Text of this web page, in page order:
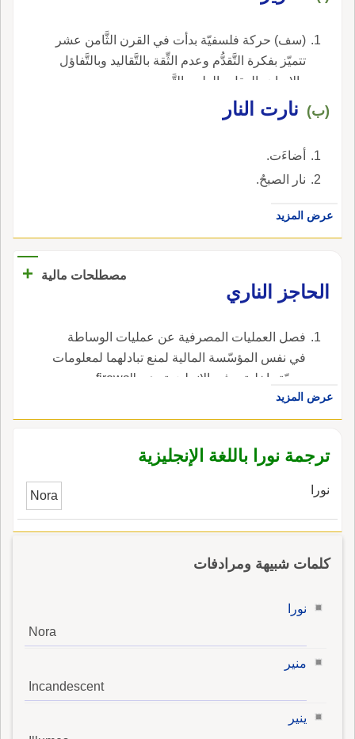
(سف) حركة فلسفيّة بدأت في القرن الثَّامن عشر
تتميّز بفكرة التَّقدُّم وعدم الثِّقة بالتَّقاليد وبالتَّفاؤل
والإيمان بالعقل والعلم والتَّجريب.
(ب) نارت النار
أضاءَت.
نار الصبحُ.
عرض المزيد
مصطلحات مالية
+
الحاجز الناري
فصل العمليات المصرفية عن عمليات الوساطة
في نفس المؤسّسة المالية لمنع تبادلهما لمعلومات
سريّة داخلية. ، في الإنجليزية، هي firewall.
عرض المزيد
ترجمة نورا باللغة الإنجليزية
نورا Nora
كلمات شبيهة ومرادفات
نورا
Nora
منير
Incandescent
ينير